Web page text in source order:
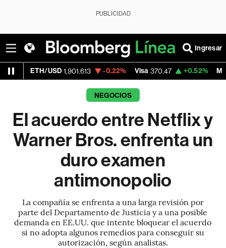
PUBLICIDAD
Ingresar
1,901.613 -0.22% Visa 370.47 +0.52% MercadoLibre
NEGOCIOS
El acuerdo entre Netflix y
Warner Bros. enfrenta un
duro examen
antimonopolio
La compañía se enfrenta a una larga revisión por
parte del Departamento de Justicia y a una posible
demanda en EE.UU. que intente bloquear el acuerdo
si no adopta algunos remedios para conseguir su
autorización, según analistas.